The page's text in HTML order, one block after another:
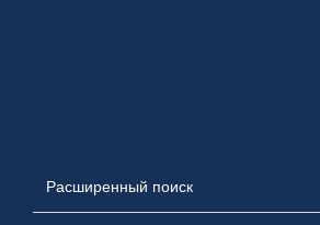
Расширенный поиск